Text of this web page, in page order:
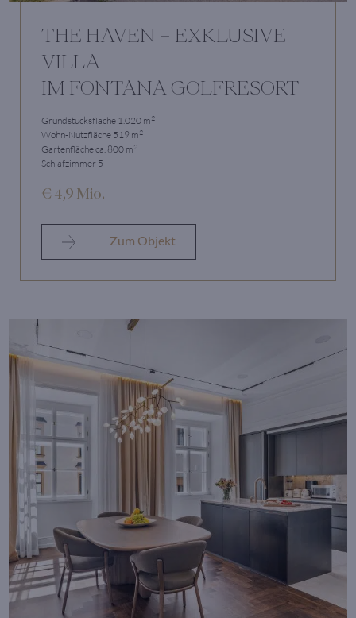
THE HAVEN – EXKLUSIVE
VILLA
IM FONTANA GOLFRESORT
Grundstücksfläche 1.020 m2
Wohn-Nutzfläche 519 m2
Gartenfläche ca. 800 m2
Schlafzimmer 5
€ 4,9 Mio.
Zum Objekt